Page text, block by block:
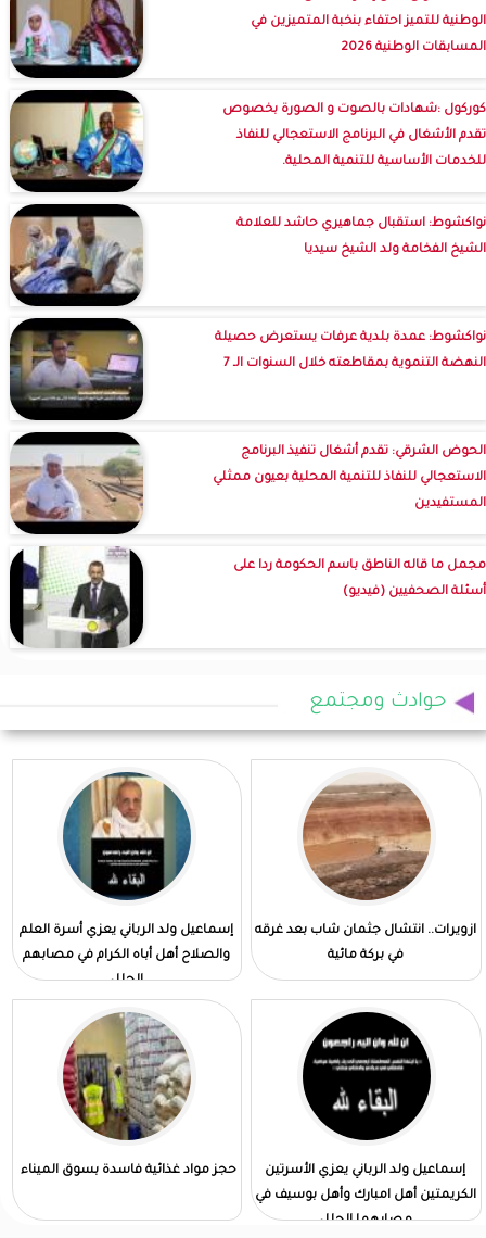
الوطنية للتميز احتفاء بنخبة المتميزين في
المسابقات الوطنية 2026
كوركول :شهادات بالصوت و الصورة بخصوص
تقدم الأشغال في البرنامج الاستعجالي للنفاذ
للخدمات الأساسية للتنمية المحلية.
نواكشوط: استقبال جماهيري حاشد للعلامة
الشيخ الفخامة ولد الشيخ سيديا
نواكشوط: عمدة بلدية عرفات يستعرض حصيلة
النهضة التنموية بمقاطعته خلال السنوات الـ 7
الحوض الشرقي: تقدم أشغال تنفيذ البرنامج
الاستعجالي للنفاذ للتنمية المحلية بعيون ممثلي
المستفيدين
مجمل ما قاله الناطق باسم الحكومة ردا على
أسئلة الصحفيين (فيديو)
حوادث ومجتمع
ازويرات.. انتشال جثمان شاب بعد غرقه
في بركة مائية
إسماعيل ولد الرباني يعزي أسرة العلم
والصلاح أهل أباه الكرام في مصابهم
الجلل
إسماعيل ولد الرباني يعزي الأسرتين
الكريمتين أهل امبارك وأهل بوسيف في
مصابهما الجلل
حجز مواد غذائية فاسدة بسوق الميناء